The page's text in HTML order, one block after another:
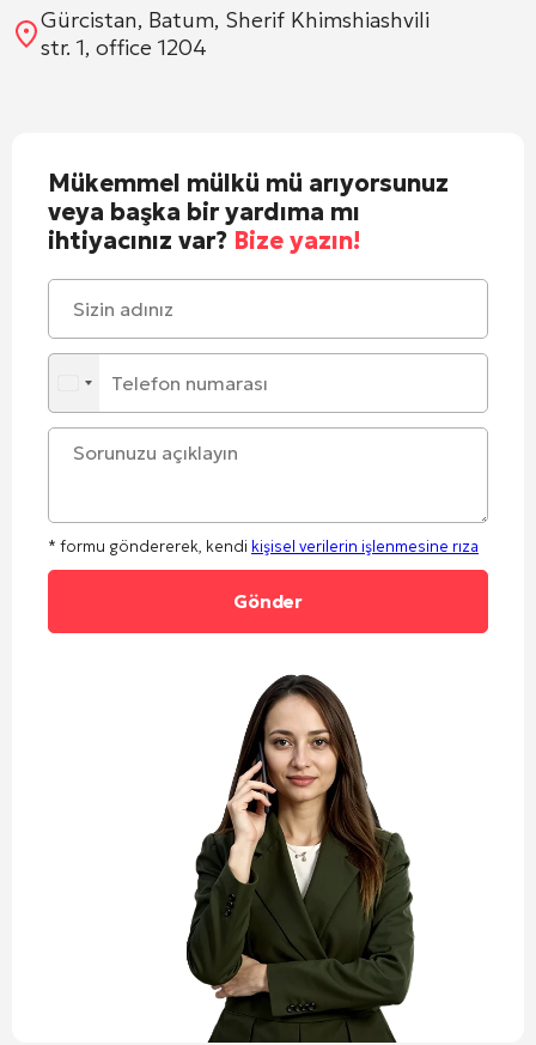
Gürcistan, Batum, Sherif Khimshiashvili
str. 1, office 1204
Mükemmel mülkü mü arıyorsunuz
veya başka bir yardıma mı
ihtiyacınız var? Bize yazın!
* formu göndererek, kendi kişisel verilerin işlenmesine rıza